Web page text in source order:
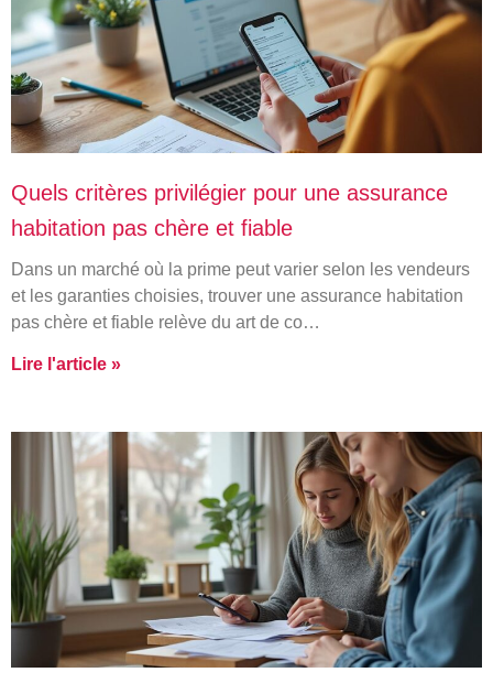
Quels critères privilégier pour une assurance
habitation pas chère et fiable
Dans un marché où la prime peut varier selon les vendeurs
et les garanties choisies, trouver une assurance habitation
pas chère et fiable relève du art de co…
Lire l'article »